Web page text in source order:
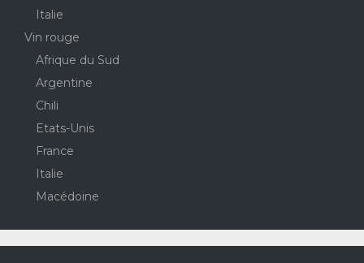
Italie
Vin rouge
Afrique du Sud
Argentine
Chili
Etats-Unis
France
Italie
Macédoine